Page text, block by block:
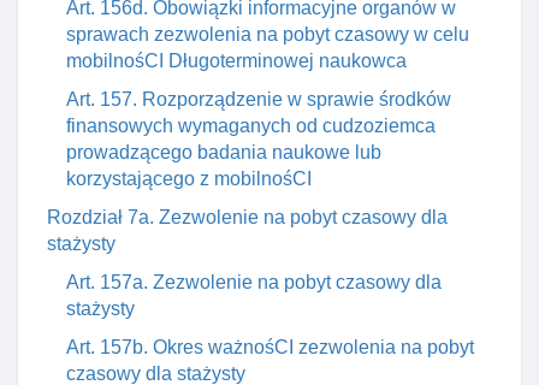
Art. 156d. Obowiązki informacyjne organów w
sprawach zezwolenia na pobyt czasowy w celu
mobilnośCI Długoterminowej naukowca
Art. 157. Rozporządzenie w sprawie środków
finansowych wymaganych od cudzoziemca
prowadzącego badania naukowe lub
korzystającego z mobilnośCI
Rozdział 7a. Zezwolenie na pobyt czasowy dla
stażysty
Art. 157a. Zezwolenie na pobyt czasowy dla
stażysty
Art. 157b. Okres ważnośCI zezwolenia na pobyt
czasowy dla stażysty